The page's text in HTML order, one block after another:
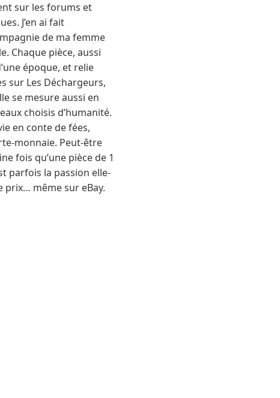
sur les forums et
J’en ai fait
de ma femme
Chaque pièce, aussi
époque, et relie
sur Les Déchargeurs,
se mesure aussi en
choisis d’humanité.
en conte de fées,
monnaie. Peut-être
fois qu’une pièce de 1
parfois la passion elle-
prix… même sur eBay.